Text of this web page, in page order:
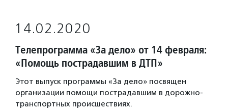
14.02.2020
Телепрограмма «За дело» от 14 февраля:
«Помощь пострадавшим в ДТП»
Этот выпуск программы «За дело» посвящен
организации помощи пострадавшим в дорожно-
транспортных происшествиях.